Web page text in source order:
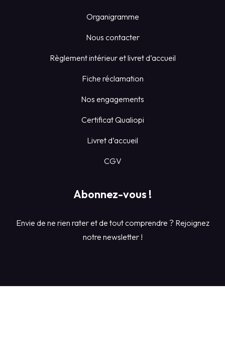
Organigramme
Nous contacter
Règlement intérieur et livret d’accueil
Fiche réclamation
Nos engagements
Certificat Qualiopi
Livret d’accueil
CGV
Abonnez-vous !
Envie de ne rien rater et de tout comprendre ? Rejoignez
notre newsletter !